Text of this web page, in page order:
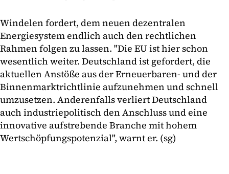
Windelen fordert, dem neuen dezentralen
Energiesystem endlich auch den rechtlichen
Rahmen folgen zu lassen. "Die EU ist hier schon
wesentlich weiter. Deutschland ist gefordert, die
aktuellen Anstöße aus der Erneuerbaren- und der
Binnenmarktrichtlinie aufzunehmen und schnell
umzusetzen. Anderenfalls verliert Deutschland
auch industriepolitisch den Anschluss und eine
innovative aufstrebende Branche mit hohem
Wertschöpfungspotenzial", warnt er. (sg)